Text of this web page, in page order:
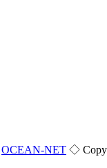
OCEAN-NET ◇